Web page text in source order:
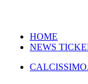
HOME
NEWS